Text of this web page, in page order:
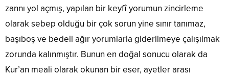
zannı yol açmış, yapılan bir keyfî yorumun zincirleme
olarak sebep olduğu bir çok sorun yine sınır tanımaz,
başıboş ve bedeli ağır yorumlarla giderilmeye çalışılmak
zorunda kalınmıştır. Bunun en doğal sonucu olarak da
Kur’an meali olarak okunan bir eser, ayetler arası